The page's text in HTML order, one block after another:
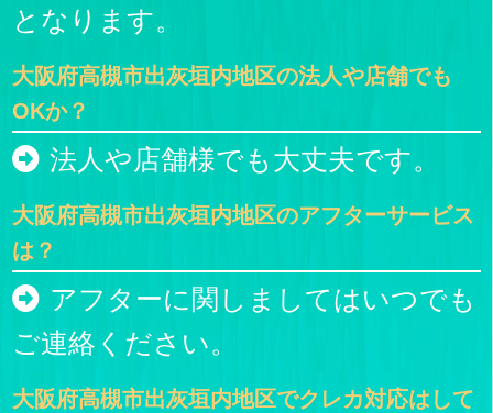
となります。
大阪府高槻市出灰垣内地区の法人や店舗でも
OKか？
法人や店舗様でも大丈夫です。
大阪府高槻市出灰垣内地区のアフターサービス
は？
アフターに関しましてはいつでも
ご連絡ください。
大阪府高槻市出灰垣内地区でクレカ対応はして